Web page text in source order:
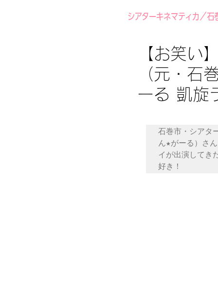
シアターキネマティカ／石
【お笑
（元・石
ーる 凱
石巻市・シアタ
ん★がーる）さ
イが出演してき
好き！